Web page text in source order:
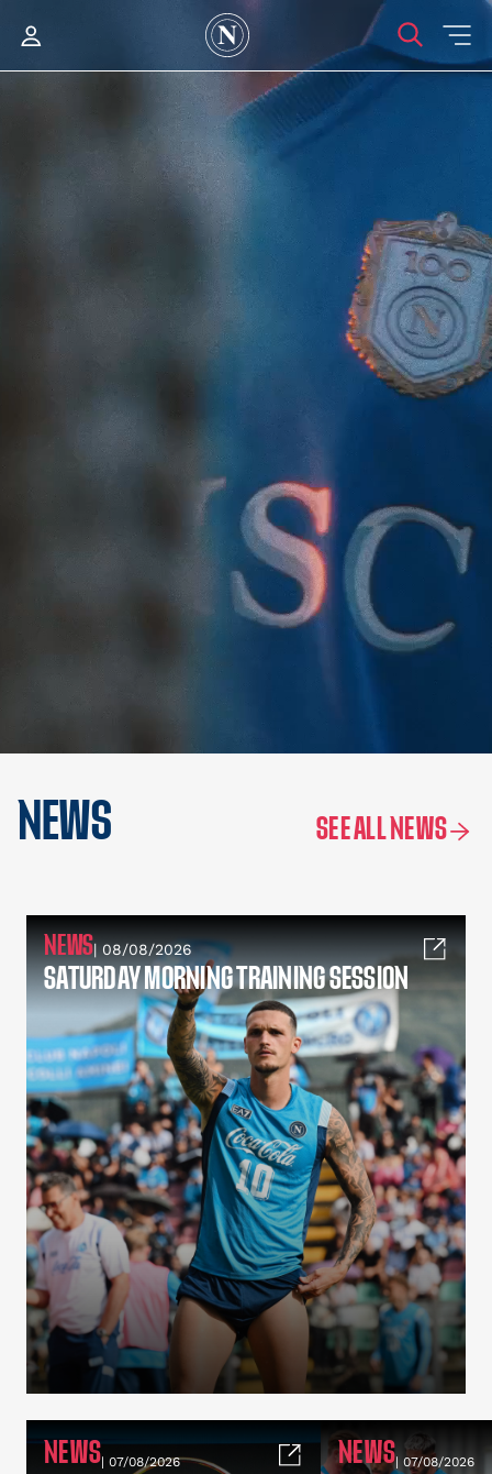
NEWS SEE ALL NEWS
NEWS| 08/08/2026
SATURDAY MORNING TRAINING SESSION
NEWS| 07/08/2026 NEWS| 07/08/2026